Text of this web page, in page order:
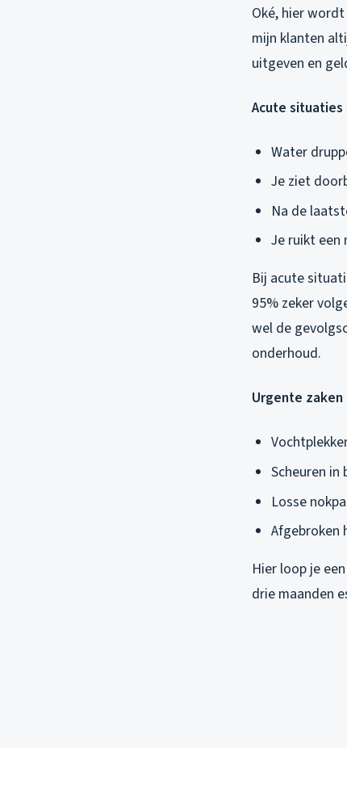
Oké, hier
mijn klanten
uitgeven en
Acute
Water
Je ziet
Na de
Je ruikt een
Bij acute
95% zeker
wel de
onderhoud.
Urgente
Scheuren in
Losse
Afgebroken
Hier loop je
drie maanden